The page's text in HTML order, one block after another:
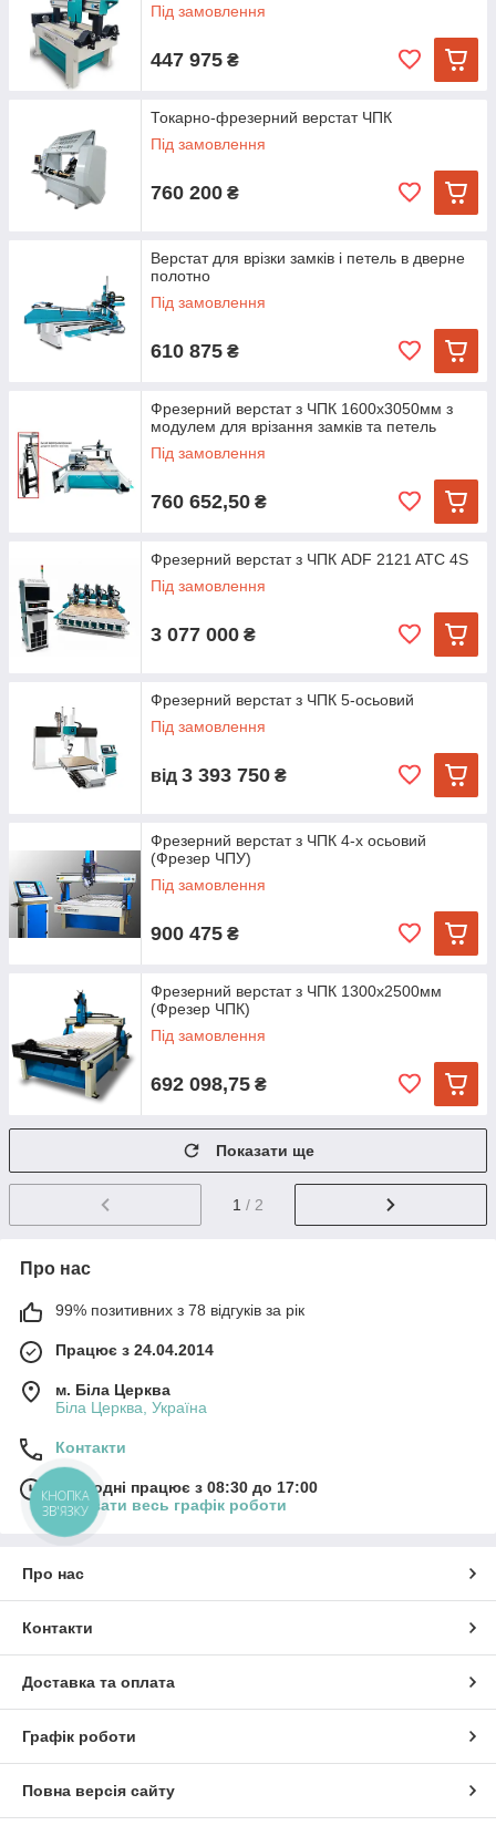
Під замовлення
447 975 ₴
Токарно-фрезерний верстат ЧПК
Під замовлення
760 200 ₴
Верстат для врізки замків і петель в дверне
полотно
Під замовлення
610 875 ₴
Фрезерний верстат з ЧПК 1600х3050мм з
модулем для врізання замків та петель
Під замовлення
760 652,50 ₴
Фрезерний верстат з ЧПК ADF 2121 ATC 4S
Під замовлення
3 077 000 ₴
Фрезерний верстат з ЧПК 5-осьовий
Під замовлення
від 3 393 750 ₴
Фрезерний верстат з ЧПК 4-х осьовий
(Фрезер ЧПУ)
Під замовлення
900 475 ₴
Фрезерний верстат з ЧПК 1300х2500мм
(Фрезер ЧПК)
Під замовлення
692 098,75 ₴
Показати ще
1 / 2
Про нас
99% позитивних з 78 відгуків за рік
Працює з 24.04.2014
м. Біла Церква
Біла Церква, Україна
Контакти
Сьогодні працює з 08:30 до 17:00
Показати весь графік роботи
Про нас
Контакти
Доставка та оплата
Графік роботи
Повна версія сайту
КНОПКА
ЗВ'ЯЗКУ